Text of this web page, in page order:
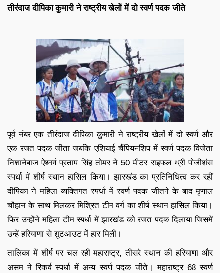
तीरंदाज दीपिका कुमारी ने राष्ट्रीय खेलों में दो स्वर्ण पदक जीते
पूर्व नंबर एक तीरंदाज दीपिका कुमारी ने राष्ट्रीय खेलों में दो स्वर्ण और
एक रजत पदक जीता जबकि एशियाई चैंपियनशिप में स्वर्ण पदक विजेता
निशानेबाज ऐश्वर्य प्रताप सिंह तोमर ने 50 मीटर राइफल थ्री पोजीशंस
स्पर्धा में शीर्ष स्थान हासिल किया। झारखंड का प्रतिनिधित्व कर रहीं
दीपिका ने महिला व्यक्तिगत स्पर्धा में स्वर्ण पदक जीतने के बाद मृणाल
चौहान के साथ मिलकर मिश्रित टीम वर्ग का शीर्ष स्थान हासिल किया।
फिर उन्होंने महिला टीम स्पर्धा में झारखंड को रजत पदक दिलाया जिसमें
उन्हें हरियाणा से शूटआउट में हार मिली।
तालिका में शीर्ष पर चल रही महाराष्ट्र, तीसरे स्थान की हरियाणा और
असम ने रिकर्व स्पर्धा में अन्य स्वर्ण पदक जीते। महाराष्ट्र 68 स्वर्ण